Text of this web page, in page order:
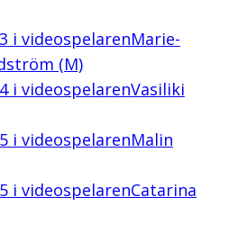
i videospelarenMarie-
(M)
i videospelarenVasiliki
i videospelarenMalin
i videospelarenCatarina